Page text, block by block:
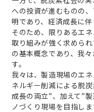
への投資が進むものの
明であり、経済成⻑に
そのため、限りあるエ
取り組みが強く求めら
の基本概念であり、我
す。
我々は、製造現場のエ
ネルギー削減による脱
成長の両立”、加えて”
ノづくり現場を目指しま